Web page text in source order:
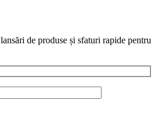
de produse și sfaturi rapide pentru